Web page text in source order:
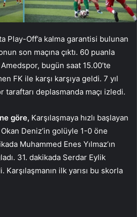
Play-Off’a kalma garantisi bulunan
son maçına çıktı. 60 puanla
bugün saat 15.00’te
FK ile karşı karşıya geldi. 7 yıl
taraftarı deplasmanda maçı izledi.
göre, Karşılaşmaya hızlı başlayan
Deniz’in golüyle 1-0 öne
Muhammed Enes Yılmaz’ın
31. dakikada Serdar Eylik
Karşılaşmanın ilk yarısı bu skorla